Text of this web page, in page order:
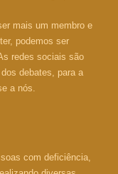
mais um membro e
podemos ser
As redes sociais são
debates, para a
a nós.
com deficiência,